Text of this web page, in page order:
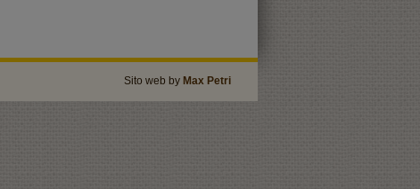
Sito web by Max Petri